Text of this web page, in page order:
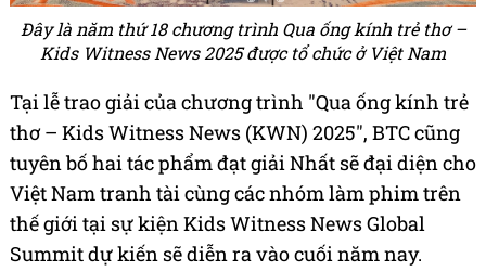
Đây là năm thứ 18 chương trình Qua ống kính trẻ thơ –
Kids Witness News 2025 được tổ chức ở Việt Nam
Tại lễ trao giải của chương trình "Qua ống kính trẻ
thơ – Kids Witness News (KWN) 2025", BTC cũng
tuyên bố hai tác phẩm đạt giải Nhất sẽ đại diện cho
Việt Nam tranh tài cùng các nhóm làm phim trên
thế giới tại sự kiện Kids Witness News Global
Summit dự kiến sẽ diễn ra vào cuối năm nay.